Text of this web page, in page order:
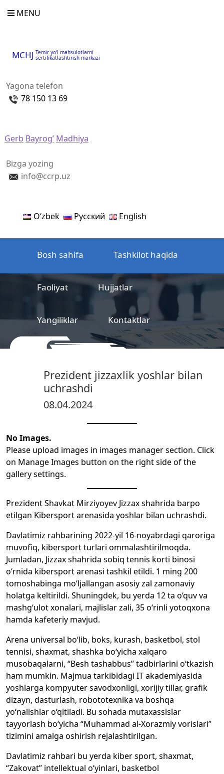
MENU
MCHJ Temir yo‘l mahsulotlarni
sertifikatlashtirish markazi
Yagona telefon
78 150 13 69
Gerb Bayrog’ Madhiya
Bizga yozing
info@ccrp.uz
Oʻzbek Русский English
Bosh sahifa Tashkilot haqida
Faoliyat Hujjatlar
Yangiliklar Kontaktlar
sertifikatlashtirish markazi
Prezident jizzaxlik yoshlar bilan
uchrashdi
08.04.2024
No Images.
Please upload images in images manager section. Click
on Manage Images button on the right side of the
gallery settings.
Prezident Shavkat Mirziyoyev Jizzax shahrida barpo
etilgan Kibersport arenasida yoshlar bilan uchrashdi.
Davlatimiz rahbarining 2022-yil 16-noyabrdagi qaroriga
muvofiq, kibersport turlari ommalashtirilmoqda.
Jumladan, Jizzax shahrida sobiq tennis korti binosi
o‘rnida kibersport arenasi tashkil etildi. 1 ming 200
tomoshabinga mo‘ljallangan asosiy zal zamonaviy
holatga keltirildi. Shuningdek, bu yerda 12 ta o‘quv va
mashg‘ulot xonalari, majlislar zali, 35 o‘rinli yotoqxona
hamda kafeteriy mavjud.
Arena universal bo‘lib, boks, kurash, basketbol, stol
tennisi, shaxmat, shashka bo‘yicha xalqaro
musobaqalarni, “Besh tashabbus” tadbirlarini o‘tkazish
ham mumkin. Majmua tarkibidagi IT akademiyasida
yoshlarga kompyuter savodxonligi, xorijiy tillar, grafik
dizayn, dasturlash, robototexnika va boshqa
yo‘nalishlar o‘qitiladi. Bu sohada mutaxassislar
tayyorlash bo‘yicha “Muhammad al-Xorazmiy vorislari”
tizimini amalga oshirish rejalashtirilgan.
Davlatimiz rahbari bu yerda kiber sport, shaxmat,
“Zakovat” intellektual o‘yinlari, basketbol